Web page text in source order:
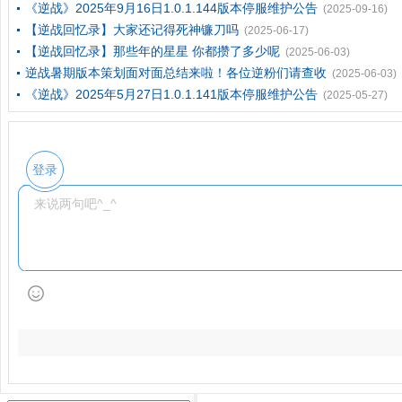
《逆战》2025年9月16日1.0.1.144版本停服维护公告 (2025-09-16)
【逆战回忆录】大家还记得死神镰刀吗 (2025-06-17)
【逆战回忆录】那些年的星星 你都攒了多少呢 (2025-06-03)
逆战暑期版本策划面对面总结来啦！各位逆粉们请查收 (2025-06-03)
《逆战》2025年5月27日1.0.1.141版本停服维护公告 (2025-05-27)
登录